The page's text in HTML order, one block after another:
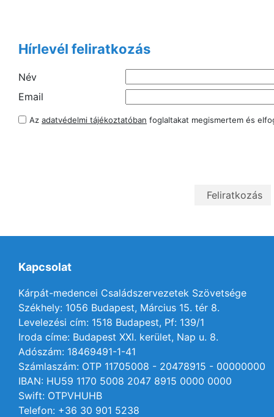
Hírlevél feliratkozás
Név
Email
Az adatvédelmi tájékoztatóban foglaltakat megismertem és
Kapcsolat
Kárpát-medencei Családszervezetek Szövetsége
Székhely: 1056 Budapest, Március 15. tér 8.
Levelezési cím: 1518 Budapest, Pf: 139/1
Iroda címe: Budapest XXI. kerület, Nap u. 8.
Adószám: 18469491-1-41
Számlaszám: OTP 11705008 - 20478915 - 00000000
IBAN: HU59 1170 5008 2047 8915 0000 0000
Swift: OTPVHUHB
Telefon: +36 30 901 5238